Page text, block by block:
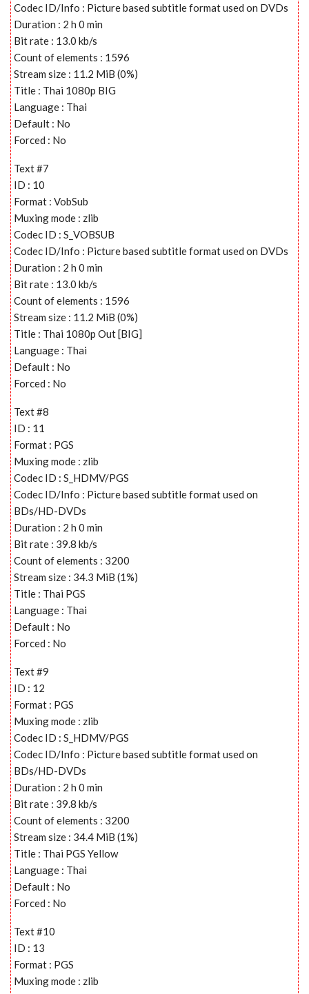
Codec ID/Info : Picture based subtitle format used on DVDs
Duration : 2 h 0 min
Bit rate : 13.0 kb/s
Count of elements : 1596
Stream size : 11.2 MiB (0%)
Title : Thai 1080p BIG
Language : Thai
Default : No
Forced : No
Text #7
ID : 10
Format : VobSub
Muxing mode : zlib
Codec ID : S_VOBSUB
Codec ID/Info : Picture based subtitle format used on DVDs
Duration : 2 h 0 min
Bit rate : 13.0 kb/s
Count of elements : 1596
Stream size : 11.2 MiB (0%)
Title : Thai 1080p Out [BIG]
Language : Thai
Default : No
Forced : No
Text #8
ID : 11
Format : PGS
Muxing mode : zlib
Codec ID : S_HDMV/PGS
Codec ID/Info : Picture based subtitle format used on
BDs/HD-DVDs
Duration : 2 h 0 min
Bit rate : 39.8 kb/s
Count of elements : 3200
Stream size : 34.3 MiB (1%)
Title : Thai PGS
Language : Thai
Default : No
Forced : No
Text #9
ID : 12
Format : PGS
Muxing mode : zlib
Codec ID : S_HDMV/PGS
Codec ID/Info : Picture based subtitle format used on
BDs/HD-DVDs
Duration : 2 h 0 min
Bit rate : 39.8 kb/s
Count of elements : 3200
Stream size : 34.4 MiB (1%)
Title : Thai PGS Yellow
Language : Thai
Default : No
Forced : No
Text #10
ID : 13
Format : PGS
Muxing mode : zlib